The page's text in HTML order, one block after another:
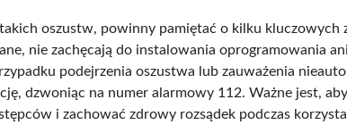
oszustw, powinny pamiętać o kilku kluczowych
nie zachęcają do instalowania oprogramowania
podejrzenia oszustwa lub zauważenia
dzwoniąc na numer alarmowy 112. Ważne jest,
i zachować zdrowy rozsądek podczas